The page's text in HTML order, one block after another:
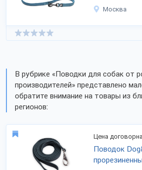
Москва
В рубрике «Поводки для собак от
производителей» представлено
обратите внимание на товары из
регионов:
Цена
Поводок